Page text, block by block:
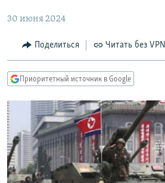
Вернутся
Вернутся
поиску
МНЕНИЯ
КУЛЬТУРА
КАВКАЗ.РЕАЛИИ
СЕВЕР.РЕАЛИИ
СИБИРЬ.РЕАЛИИ
РАСПИСАНИЕ ВЕЩАНИЯ
ПОДПИШИТЕСЬ НА РАССЫЛКУ
30 июня 2024
Поделиться Читать без VPN
Приоритетный источник в Google